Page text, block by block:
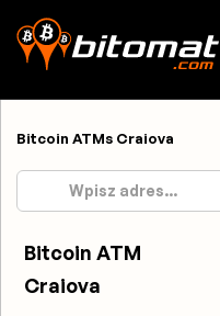
Bitcoin ATMs Craiova
Bitcoin ATM
Craiova